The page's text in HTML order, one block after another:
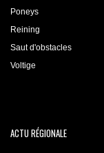
Poneys
Reining
Saut d'obstacles
Voltige
ACTU RÉGIONALE